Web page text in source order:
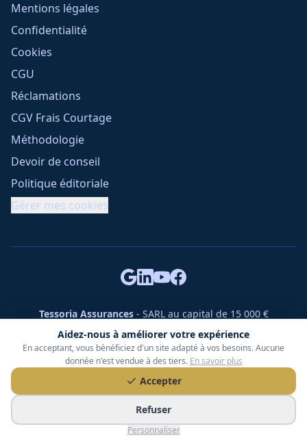
Aidez-nous à améliorer votre expérience
En acceptant, vous bénéficiez d'un site adapté à vos besoins. Aucune
donnée n'est vendue à des tiers. En savoir plus
Accepter
Refuser
Personnaliser
Mentions légales
Confidentialité
Cookies
CGU
Réclamations
CGV Frais Courtage
Méthodologie
Devoir de conseil
Politique éditoriale
Gérer mes cookies
Tessoria Assurances- SARL au capital de 15 000 €
ORIAS n° 25007309 - RCS 990 206 179 - Membre du réseau
360 Courtage
RC Pro : Klarity - Contrat n° CCOUK000785
49 chemin des Gardettes Sine, 06570 Saint-Paul-de-Vence
© Tessoria Assurances. Tous droits réservés.